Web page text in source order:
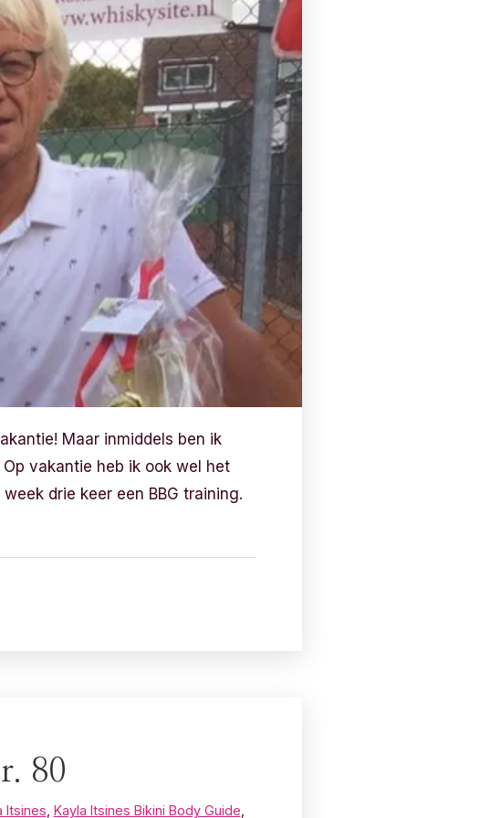
Maar inmiddels ben ik
vakantie heb ik ook wel het
drie keer een BBG training.
80
Itsines Kayla Itsines Bikini Body Guide